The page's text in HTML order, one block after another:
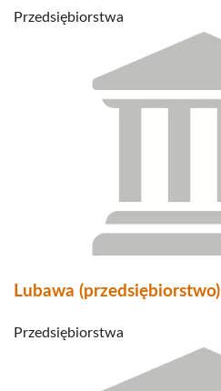
Przedsiębiorstwa
Lubawa (przedsiębiorstwo)
Przedsiębiorstwa